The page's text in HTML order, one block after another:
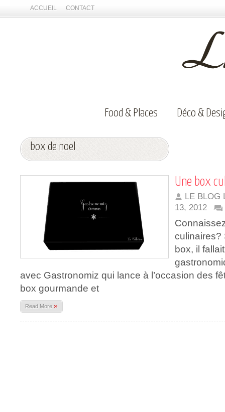
ACCUEIL CONTACT
Food & Places Déco &
box de noel
Une box
LE BLOG
13, 2012
culinaires?
box, il
avec Gastronomiz qui lance à l’occasion des
box gourmande et
Read More »